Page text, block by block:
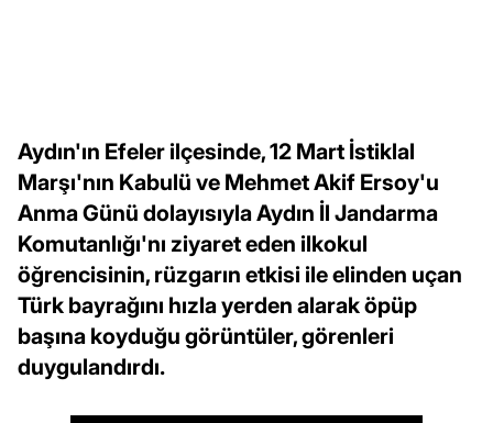
Aydın'ın Efeler ilçesinde, 12 Mart İstiklal
Marşı'nın Kabulü ve Mehmet Akif Ersoy'u
Anma Günü dolayısıyla Aydın İl Jandarma
Komutanlığı'nı ziyaret eden ilkokul
öğrencisinin, rüzgarın etkisi ile elinden uçan
Türk bayrağını hızla yerden alarak öpüp
başına koyduğu görüntüler, görenleri
duygulandırdı.